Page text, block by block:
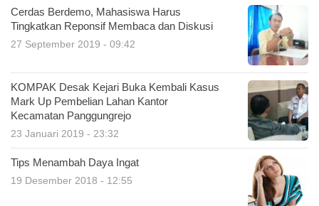
Cerdas Berdemo, Mahasiswa Harus
Tingkatkan Reponsif Membaca dan Diskusi
27 September 2019 - 09:42
KOMPAK Desak Kejari Buka Kembali Kasus
Mark Up Pembelian Lahan Kantor
Kecamatan Panggungrejo
23 Januari 2019 - 23:32
Tips Menambah Daya Ingat
19 Desember 2018 - 12:55